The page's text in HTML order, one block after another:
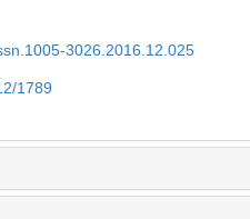
3026.2016.12.025
1789